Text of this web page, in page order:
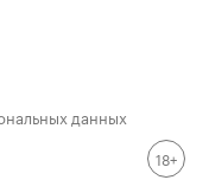
данных
18+